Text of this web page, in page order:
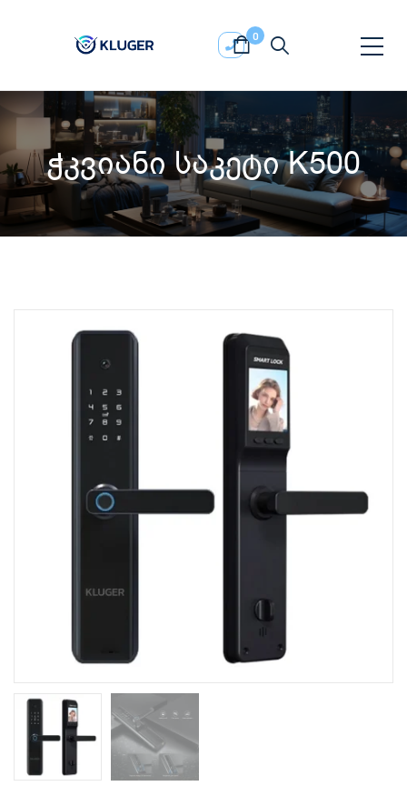
0
ჭკვიანი საკეტი K500